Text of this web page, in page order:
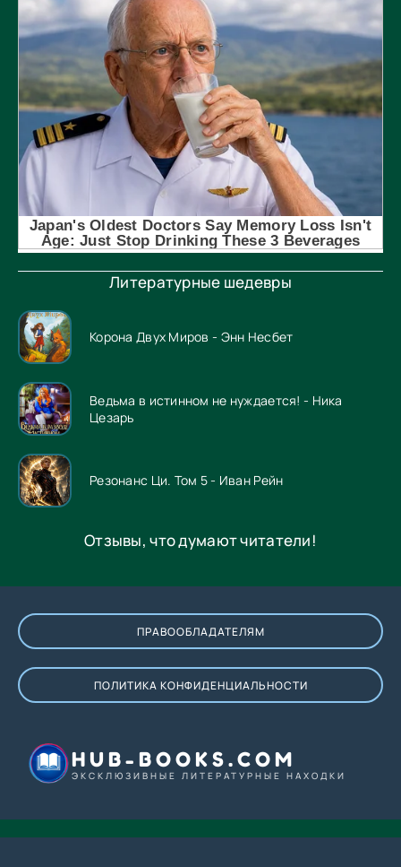
Литературные шедевры
Корона Двух Миров - Энн Несбет
Ведьма в истинном не нуждается! - Ника
Цезарь
Резонанс Ци. Том 5 - Иван Рейн
Отзывы, что думают читатели!
ПРАВООБЛАДАТЕЛЯМ
ПОЛИТИКА КОНФИДЕНЦИАЛЬНОСТИ
HUB-BOOKS.COM
ЭКСКЛЮЗИВНЫЕ ЛИТЕРАТУРНЫЕ НАХОДКИ